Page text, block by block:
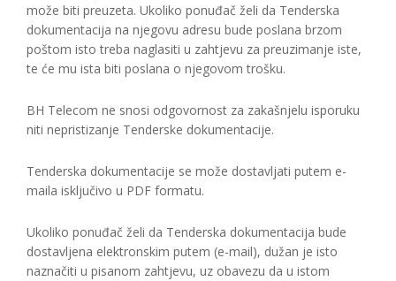
može biti preuzeta. Ukoliko ponuđač želi da Tenderska
dokumentacija na njegovu adresu bude poslana brzom
poštom isto treba naglasiti u zahtjevu za preuzimanje iste,
te će mu ista biti poslana o njegovom trošku.
BH Telecom ne snosi odgovornost za zakašnjelu isporuku
niti nepristizanje Tenderske dokumentacije.
Tenderska dokumentacije se može dostavljati putem e-
maila isključivo u PDF formatu.
Ukoliko ponuđač želi da Tenderska dokumentacija bude
dostavljena elektronskim putem (e-mail), dužan je isto
naznačiti u pisanom zahtjevu, uz obavezu da u istom